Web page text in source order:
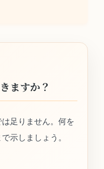
ますか？
足りません。何を
示しましょう。